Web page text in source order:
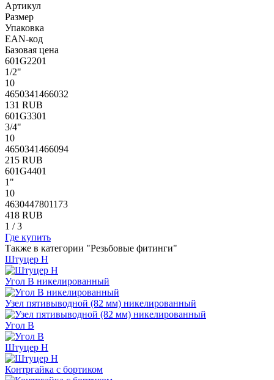
Артикул
Размер
Упаковка
EAN-код
Базовая цена
601G2201
1/2"
10
4650341466032
131 RUB
601G3301
3/4"
10
4650341466094
215 RUB
601G4401
1"
10
4630447801173
418 RUB
1 / 3
Где купить
Также в категории "Резьбовые фитинги"
Штуцер Н
Угол В никелированный
Узел пятивыводной (82 мм) никелированный
Угол В
Штуцер Н
Контргайка с бортиком